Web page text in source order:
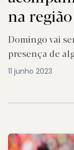
na
Domingo vai
presença de
11 junho 2023